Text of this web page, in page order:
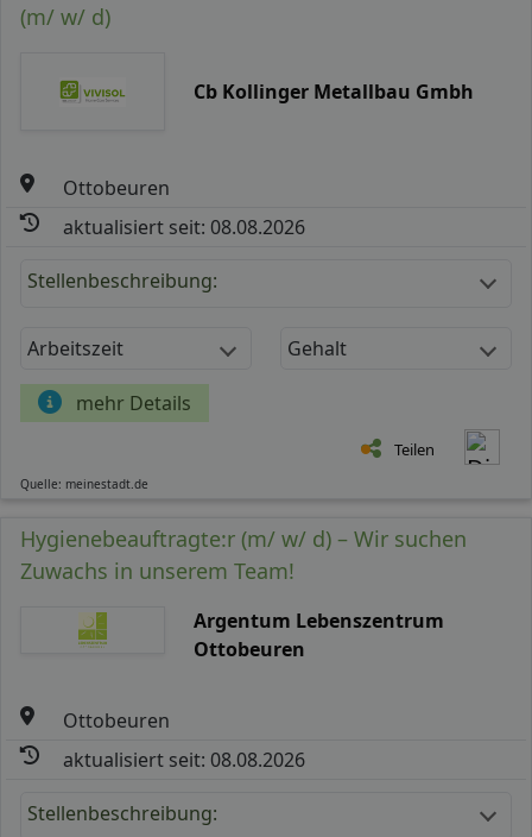
(m/ w/ d)
Cb Kollinger Metallbau Gmbh
Ottobeuren
aktualisiert seit: 08.08.2026
Stellenbeschreibung:
Arbeitszeit Gehalt
mehr Details
Teilen
Quelle: meinestadt.de
Hygienebeauftragte:r (m/ w/ d) – Wir suchen
Zuwachs in unserem Team!
Argentum Lebenszentrum
Ottobeuren
Ottobeuren
aktualisiert seit: 08.08.2026
Stellenbeschreibung: